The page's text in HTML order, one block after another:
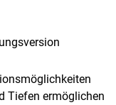
Tiefen ermöglichen